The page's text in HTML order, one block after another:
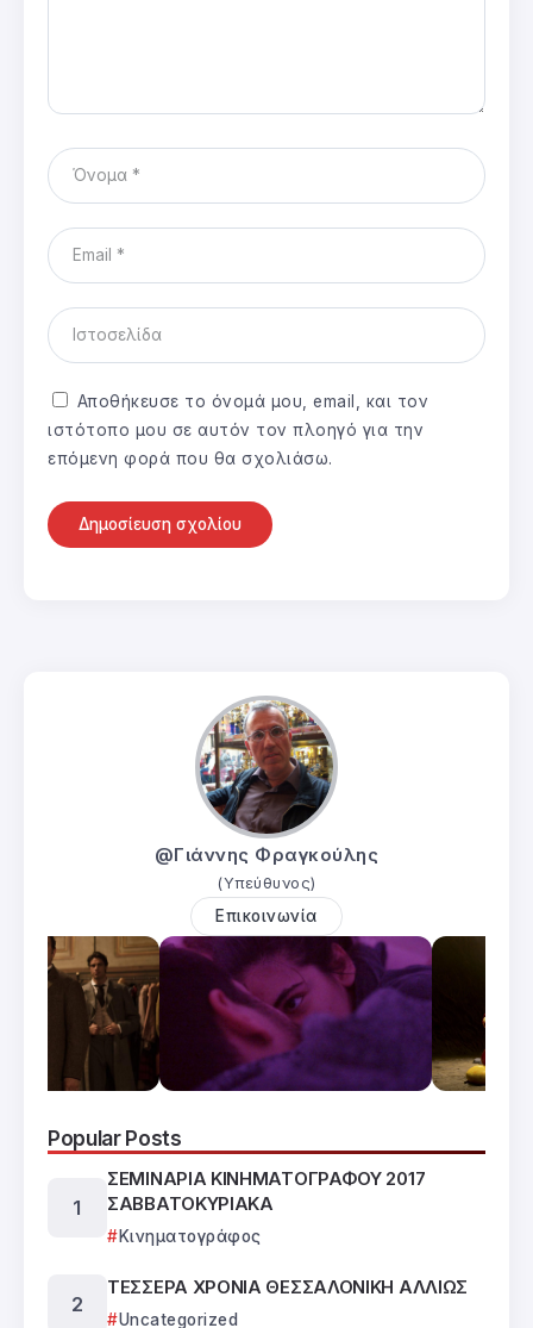
Αποθήκευσε το όνομά μου, email, και τον
ιστότοπο μου σε αυτόν τον πλοηγό για την
επόμενη φορά που θα σχολιάσω.
@Γιάννης Φραγκούλης
(Υπεύθυνος)
Επικοινωνία
Popular Posts
ΣΕΜΙΝΑΡΙΑ ΚΙΝΗΜΑΤΟΓΡΑΦΟΥ 2017
ΣΑΒΒΑΤΟΚΥΡΙΑΚΑ
Κινηματογράφος
ΤΕΣΣΕΡΑ ΧΡΟΝΙΑ ΘΕΣΣΑΛΟΝΙΚΗ ΑΛΛΙΩΣ
Uncategorized